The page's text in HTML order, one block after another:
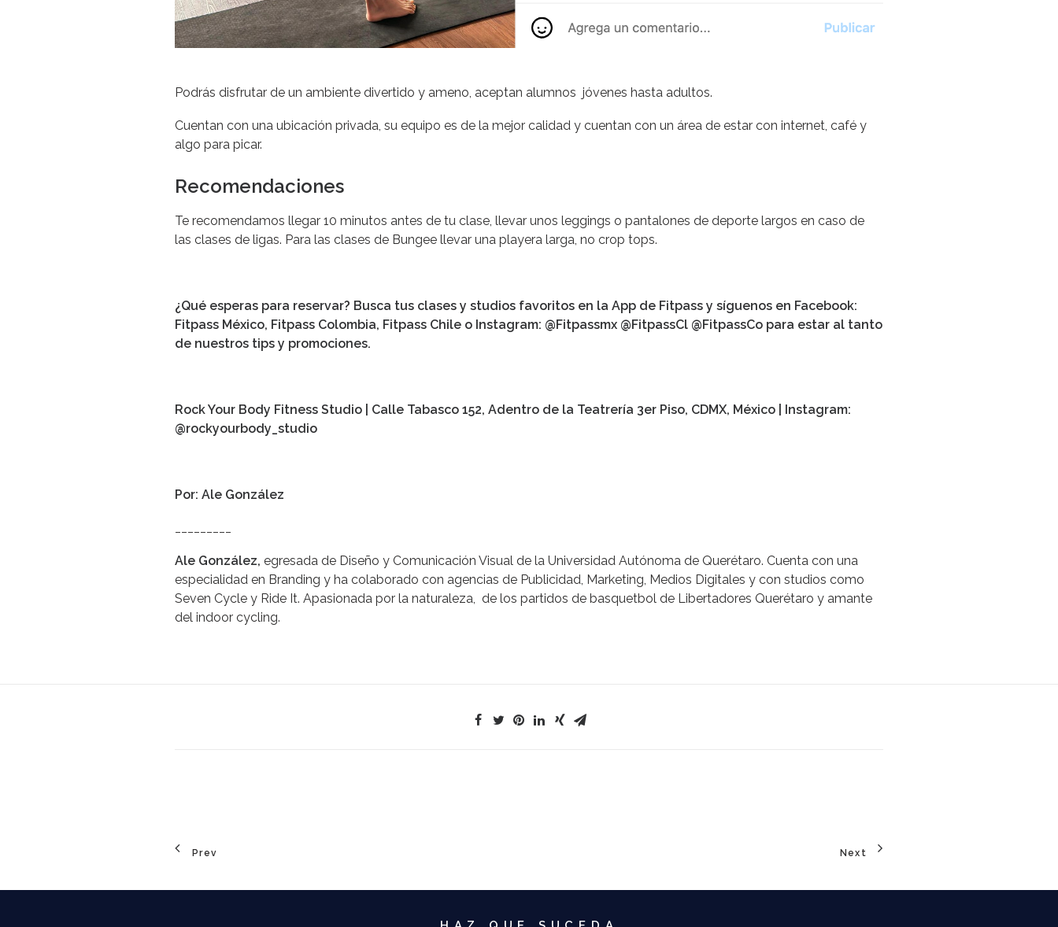
Podrás disfrutar de un ambiente divertido y ameno, aceptan alumnos jóvenes hasta adultos.
Cuentan con una ubicación privada, su equipo es de la mejor calidad y cuentan con un área de estar con internet, café y
algo para picar.
Recomendaciones
Te recomendamos llegar 10 minutos antes de tu clase, llevar unos leggings o pantalones de deporte largos en caso de
las clases de ligas. Para las clases de Bungee llevar una playera larga, no crop tops.
¿Qué esperas para reservar? Busca tus clases y studios favoritos en la App de Fitpass y síguenos en Facebook:
Fitpass México, Fitpass Colombia, Fitpass Chile o Instagram: @Fitpassmx @FitpassCl @FitpassCo para estar al tanto
de nuestros tips y promociones.
Rock Your Body Fitness Studio
| Calle Tabasco 152, Adentro de la Teatrería 3er Piso, CDMX, México | Instagram:
@rockyourbody_studio
Por: Ale González
Ale González, egresada de Diseño y Comunicación Visual de la Universidad Autónoma de Querétaro. Cuenta con una
especialidad en Branding y ha colaborado con agencias de Publicidad, Marketing, Medios Digitales y con studios como
Seven Cycle y Ride It. Apasionada por la naturaleza, de los partidos de basquetbol de Libertadores Querétaro y amante
del indoor cycling.
Prev Next